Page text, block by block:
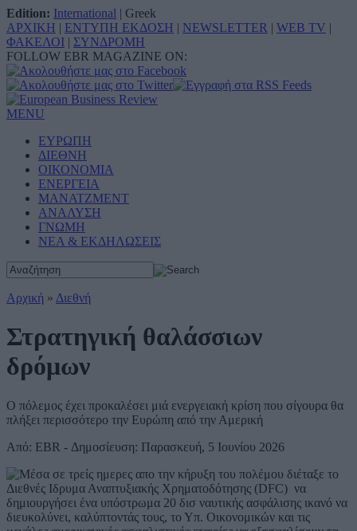
Edition: International | Greek
ΑΡΧΙΚΗ | ΕΝΤΥΠΗ ΕΚΔΟΣΗ | NEWSLETTER | WEB TV |
ΦΑΚΕΛΟΙ | ΣΥΝΔΡΟΜΗ
FOLLOW EBR MAGAZINE ON:
MENU
ΕΥΡΩΠΗ
ΔΙΕΘΝΗ
ΟΙΚΟΝΟΜΙΑ
ΕΝΕΡΓΕΙΑ
ΜΑΝΑΤΖΜΕΝΤ
ΑΝΑΛΥΣΗ
ΓΝΩΜΗ
ΝΕΑ & ΕΚΔΗΛΩΣΕΙΣ
Αρχική » Διεθνή
Στρατηγική θαλάσσιων
δρόμων
Ο πόλεμος έχει προκαλέσει μιά ενεργειακή κρίση που σίγουρα θα
πλήξει περισσότερο την Ευρώπη από την Αμερική
Από: EBR - Δημοσίευση: Παρασκευή, 5 Ιουνίου 2026